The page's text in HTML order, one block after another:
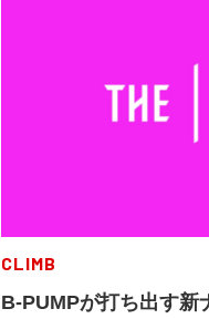
CLIMB
B-PUMPが打ち出す新